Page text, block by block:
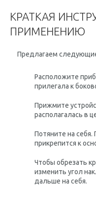
КРАТКАЯ
ПРИМЕНЕНИЮ
Предлагаем
Расположите
прилегала к
Прижмите
располагалась в
Потяните на себя.
прикрепится к
Чтобы обрезать
изменить угол
дальше на себя.